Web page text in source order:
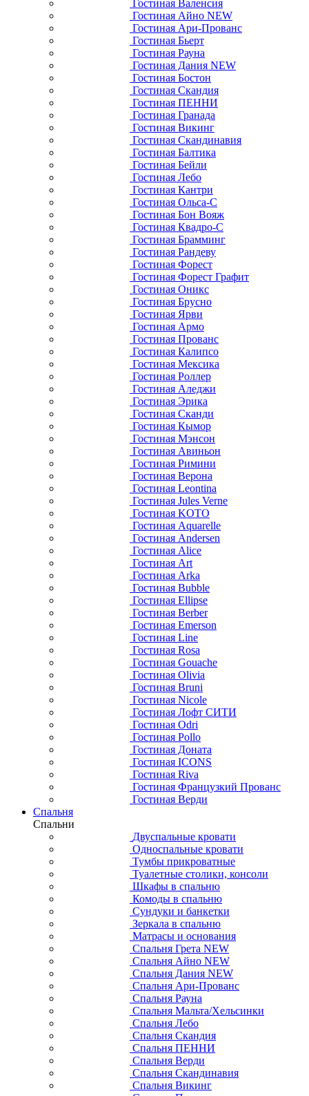
Гостиная Валенсия
Гостиная Айно NEW
Гостиная Ари-Прованс
Гостиная Бьерт
Гостиная Рауна
Гостиная Дания NEW
Гостиная Бостон
Гостиная Скандия
Гостиная ПЕННИ
Гостиная Гранада
Гостиная Викинг
Гостиная Скандинавия
Гостиная Балтика
Гостиная Бейли
Гостиная Лебо
Гостиная Кантри
Гостиная Ольса-С
Гостиная Бон Вояж
Гостиная Квадро-С
Гостиная Брамминг
Гостиная Рандеву
Гостиная Форест
Гостиная Форест Графит
Гостиная Оникс
Гостиная Брусно
Гостиная Ярви
Гостиная Армо
Гостиная Прованс
Гостиная Калипсо
Гостиная Мексика
Гостиная Роллер
Гостиная Аледжи
Гостиная Эрика
Гостиная Сканди
Гостиная Кымор
Гостиная Мэнсон
Гостиная Авиньон
Гостиная Римини
Гостиная Верона
Гостиная Leontina
Гостиная Jules Verne
Гостиная KOTO
Гостиная Aquarelle
Гостиная Andersen
Гостиная Alice
Гостиная Art
Гостиная Arka
Гостиная Bubble
Гостиная Ellipse
Гостиная Berber
Гостиная Emerson
Гостиная Line
Гостиная Rosa
Гостиная Gouache
Гостиная Olivia
Гостиная Bruni
Гостиная Nicole
Гостиная Лофт СИТИ
Гостиная Odri
Гостиная Pollo
Гостиная Доната
Гостиная ICONS
Гостиная Riva
Гостиная Французкий Прованс
Гостиная Верди
Спальня
Спальни
Двуспальные кровати
Односпальные кровати
Тумбы прикроватные
Туалетные столики, консоли
Шкафы в спальню
Комоды в спальню
Сундуки и банкетки
Зеркала в спальню
Матрасы и основания
Спальня Грета NEW
Спальня Айно NEW
Спальня Дания NEW
Спальня Ари-Прованс
Спальня Рауна
Спальня Мальта/Хельсинки
Спальня Лебо
Спальня Скандия
Спальня ПЕННИ
Спальня Верди
Спальня Скандинавия
Спальня Викинг